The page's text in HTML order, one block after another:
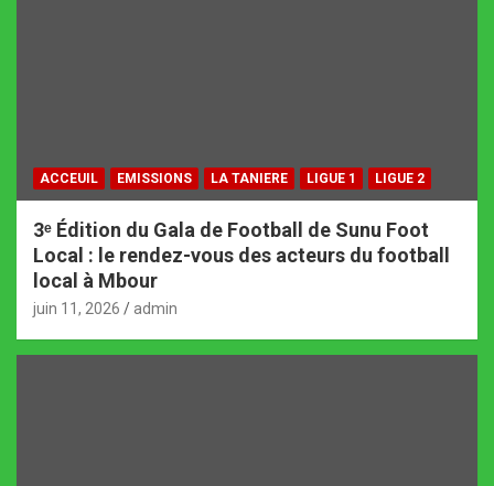
ACCEUIL EMISSIONS LA TANIERE LIGUE 1 LIGUE 2
3ᵉ Édition du Gala de Football de Sunu Foot
Local : le rendez-vous des acteurs du football
local à Mbour
juin 11, 2026 admin